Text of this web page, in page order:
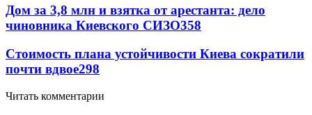
Дом за 3,8 млн и взятка от арестанта: дело
чиновника Киевского СИЗО358
Стоимость плана устойчивости Киева сократили
почти вдвое298
Читать комментарии